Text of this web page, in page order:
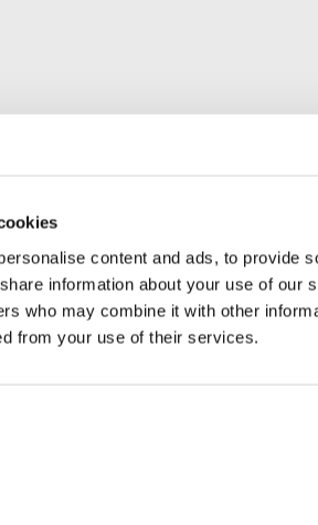
content and ads, to provide
information about your use of our
who may combine it with other
from your use of their services.